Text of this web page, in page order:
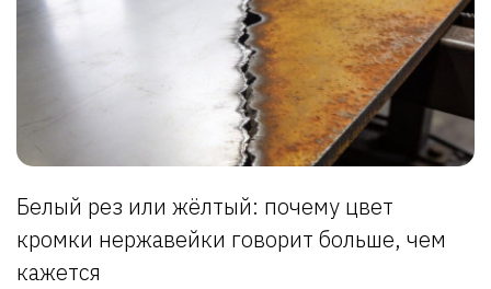
Белый рез или жёлтый: почему цвет
кромки нержавейки говорит больше, чем
кажется